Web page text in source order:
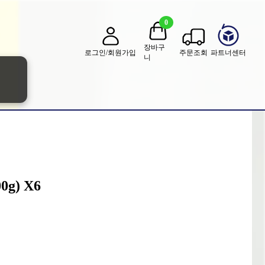
로그인/회원가입
0
장바구
니
주문조회 파트너센터
X6